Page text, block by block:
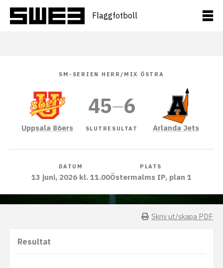
innehåll
Flaggfotboll
SM-SERIEN HERR/MIX ÖSTRA
Uppsala 86ers
45–6
SLUTRESULTAT Arlanda Jets
DATUM
13 juni, 2026 kl. 11.00
PLATS
Östermalms IP, plan 1
Skriv ut/skapa PDF
Resultat